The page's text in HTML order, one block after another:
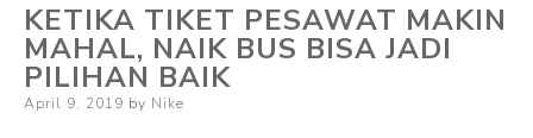
KETIKA TIKET PESAWAT MAKIN
MAHAL, NAIK BUS BISA JADI
PILIHAN BAIK
Posted
April 9, 2019 by Nike